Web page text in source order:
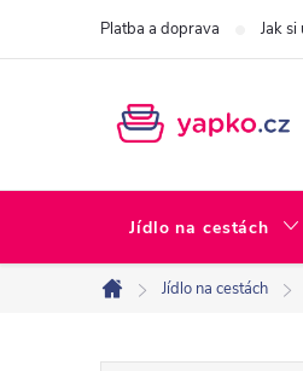
Platba a doprava Jak
Jídlo na cestách
Domů
Jídlo na cestách